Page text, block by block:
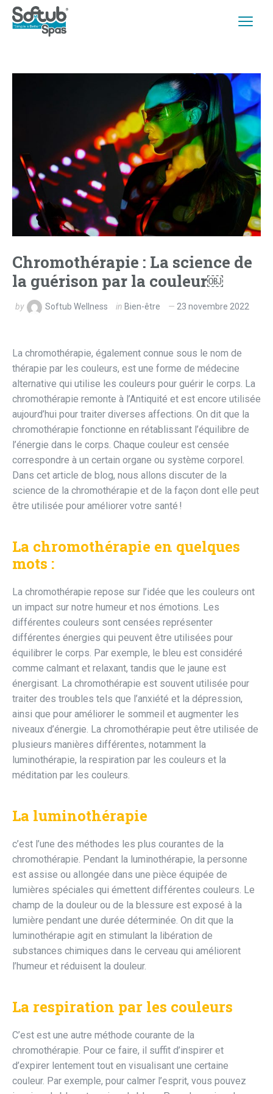
Chromothérapie : La science de
la guérison par la couleur￼
by Softub Wellness in Bien-être 23 novembre 2022
La chromothérapie, également connue sous le nom de
thérapie par les couleurs, est une forme de médecine
alternative qui utilise les couleurs pour guérir le corps. La
chromothérapie remonte à l’Antiquité et est encore utilisée
aujourd’hui pour traiter diverses affections. On dit que la
chromothérapie fonctionne en rétablissant l’équilibre de
l’énergie dans le corps. Chaque couleur est censée
correspondre à un certain organe ou système corporel.
Dans cet article de blog, nous allons discuter de la
science de la chromothérapie et de la façon dont elle peut
être utilisée pour améliorer votre santé !
La chromothérapie en quelques
mots :
La chromothérapie repose sur l’idée que les couleurs ont
un impact sur notre humeur et nos émotions. Les
différentes couleurs sont censées représenter
différentes énergies qui peuvent être utilisées pour
équilibrer le corps. Par exemple, le bleu est considéré
comme calmant et relaxant, tandis que le jaune est
énergisant. La chromothérapie est souvent utilisée pour
traiter des troubles tels que l’anxiété et la dépression,
ainsi que pour améliorer le sommeil et augmenter les
niveaux d’énergie. La chromothérapie peut être utilisée de
plusieurs manières différentes, notamment la
luminothérapie, la respiration par les couleurs et la
méditation par les couleurs.
La luminothérapie
c’est l’une des méthodes les plus courantes de la
chromothérapie. Pendant la luminothérapie, la personne
est assise ou allongée dans une pièce équipée de
lumières spéciales qui émettent différentes couleurs. Le
champ de la douleur ou de la blessure est exposé à la
lumière pendant une durée déterminée. On dit que la
luminothérapie agit en stimulant la libération de
substances chimiques dans le cerveau qui améliorent
l’humeur et réduisent la douleur.
La respiration par les couleurs
C’est est une autre méthode courante de la
chromothérapie. Pour ce faire, il suffit d’inspirer et
d’expirer lentement tout en visualisant une certaine
couleur. Par exemple, pour calmer l’esprit, vous pouvez